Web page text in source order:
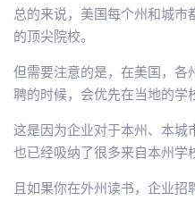
总的来说，美国每个州和城市
的顶尖院校。
但需要注意的是，在美国，各
聘的时候，会优先在当地的学
这是因为企业对于本州、本城
也已经吸纳了很多来自本州学
且如果你在外州读书，企业招